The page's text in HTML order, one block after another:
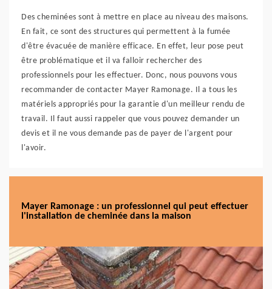
Des cheminées sont à mettre en place au niveau des maisons.
En fait, ce sont des structures qui permettent à la fumée
d'être évacuée de manière efficace. En effet, leur pose peut
être problématique et il va falloir rechercher des
professionnels pour les effectuer. Donc, nous pouvons vous
recommander de contacter Mayer Ramonage. Il a tous les
matériels appropriés pour la garantie d'un meilleur rendu de
travail. Il faut aussi rappeler que vous pouvez demander un
devis et il ne vous demande pas de payer de l'argent pour
l'avoir.
Mayer Ramonage : un professionnel qui peut effectuer
l'installation de cheminée dans la maison